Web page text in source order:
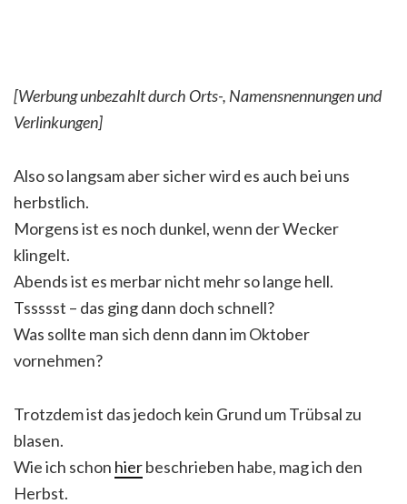
[Werbung unbezahlt durch Orts-, Namensnennungen und
Verlinkungen]
Also so langsam aber sicher wird es auch bei uns
herbstlich.
Morgens ist es noch dunkel, wenn der Wecker
klingelt.
Abends ist es merbar nicht mehr so lange hell.
Tssssst – das ging dann doch schnell?
Was sollte man sich denn dann im Oktober
vornehmen?
Trotzdem ist das jedoch kein Grund um Trübsal zu
blasen.
Wie ich schon hierbeschrieben habe, mag ich den
Herbst.